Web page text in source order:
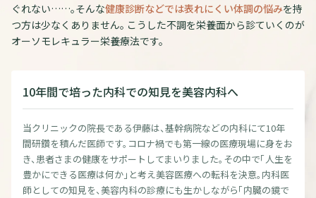
ぐれない……。そんな健康診断などでは表れにくい体調の悩みを持
つ方は少なくありません。 こうした不調を栄養面から診ていくのが
オーソモレキュラー栄養療法です。
10年間で培った内科での知見を美容内科へ
当クリニックの院長である伊藤は、基幹病院などの内科にて10年
間研鑽を積んだ医師です。コロナ禍でも第一線の医療現場に身をお
き、患者さまの健康をサポートしてまいりました。その中で「人生を
豊かにできる医療は何か」と考え美容医療への転科を決意。内科医
師としての知見を、美容内科の診療にも生かしながら「内臓の鏡で